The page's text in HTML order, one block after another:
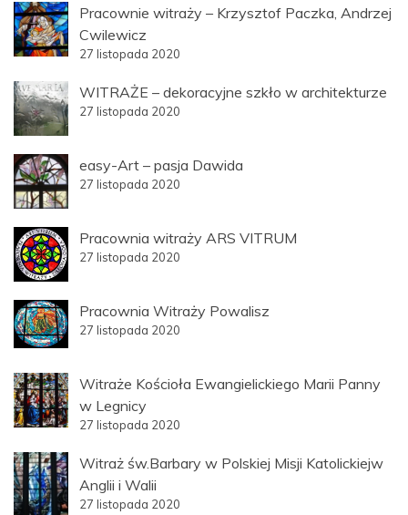
Pracownie witraży – Krzysztof Paczka, Andrzej
Cwilewicz
27 listopada 2020
WITRAŻE – dekoracyjne szkło w architekturze
27 listopada 2020
easy-Art – pasja Dawida
27 listopada 2020
Pracownia witraży ARS VITRUM
27 listopada 2020
Pracownia Witraży Powalisz
27 listopada 2020
Witraże Kościoła Ewangielickiego Marii Panny
w Legnicy
27 listopada 2020
Witraż św.Barbary w Polskiej Misji Katolickiejw
Anglii i Walii
27 listopada 2020